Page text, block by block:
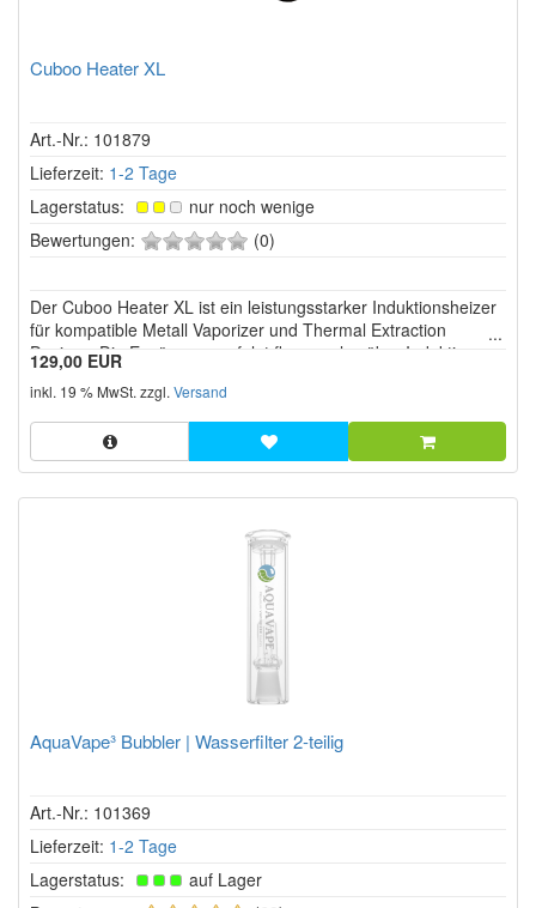
Cuboo Heater XL
Art.-Nr.: 101879
Lieferzeit: 1-2 Tage
Lagerstatus:
nur noch wenige
Bewertungen:
0
Sternen!
(0)
Der Cuboo Heater XL ist ein leistungsstarker Induktionsheizer
für kompatible Metall Vaporizer und Thermal Extraction
Devices. Die Erwärmung erfolgt flammenlos über Induktion
und ersetzt klassische Torch Feuerzeuge, Jetflammen
Feuerzeuge und gasbetriebene Heizer. Dadurch wird eine
gleichmäßige, re...
129,00 EUR
inkl. 19 % MwSt. zzgl. Versand
AquaVape³ Bubbler | Wasserfilter 2-teilig
Art.-Nr.: 101369
Lieferzeit: 1-2 Tage
Lagerstatus:
auf Lager